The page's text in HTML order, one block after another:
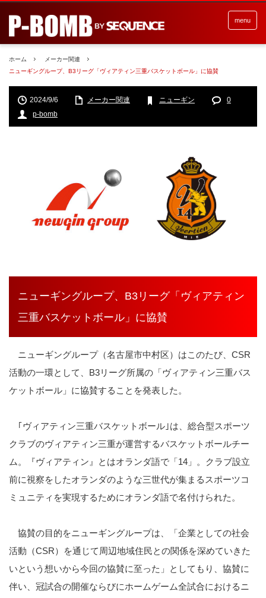
menu
ホーム
メーカー関連
ニューギングループ、B3リーグ「ヴィアティン三重バスケットボール」に協賛
2024/9/6 メーカー関連 ニューギン
0
p-bomb
ニューギングループ、B3リーグ「ヴィアティン
三重バスケットボール」に協賛
ニューギングループ（名古屋市中村区）はこのたび、CSR
活動の一環として、B3リーグ所属の「ヴィアティン三重バス
ケットボール」に協賛することを発表した。
｢ヴィアティン三重バスケットボール｣は、総合型スポーツ
クラブのヴィアティン三重が運営するバスケットボールチー
ム。『ヴィアティン』とはオランダ語で「14」。クラブ設立
前に視察をしたオランダのような三世代が集まるスポーツコ
ミュニティを実現するためにオランダ語で名付けられた。
協賛の目的をニューギングループは、「企業としての社会
活動（CSR）を通じて周辺地域住民との関係を深めていきた
いという想いから今回の協賛に至った」としてもり、協賛に
伴い、冠試合の開催ならびにホームゲーム全試合におけるニ